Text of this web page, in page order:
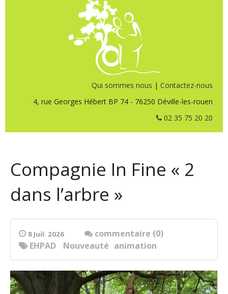
Qui sommes nous | Contactez-nous
4, rue Georges Hébert BP 74 - 76250 Déville-les-rouen
02 35 75 20 20
Compagnie In Fine « 2
dans l’arbre »
8 Juil. 2026
commentaire (0)
animation
EHPAD Nouveauté